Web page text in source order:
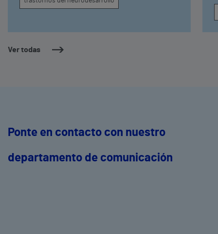
Ver todas
Ponte en contacto con nuestro
departamento de comunicación